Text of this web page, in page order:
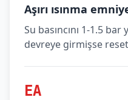
Aşırı ısınma
Su basıncını 1-1.5
devreye girmişse
EA